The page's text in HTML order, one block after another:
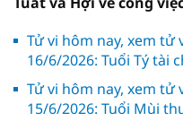
Tử vi hôm nay, xem tử
16/6/2026: Tuổi Tý tài
Tử vi hôm nay, xem tử
15/6/2026: Tuổi Mùi